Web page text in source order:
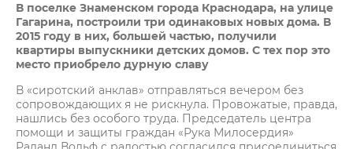
В поселке Знаменском города Краснодара, на улице
Гагарина, построили три одинаковых новых дома. В
2015 году в них, большей частью, получили
квартиры выпускники детских домов. С тех пор это
место приобрело дурную славу
В «сиротский анклав» отправляться вечером без
сопровождающих я не рискнула. Провожатые, правда,
нашлись без особого труда. Председатель центра
помощи и защиты граждан «Рука Милосердия»